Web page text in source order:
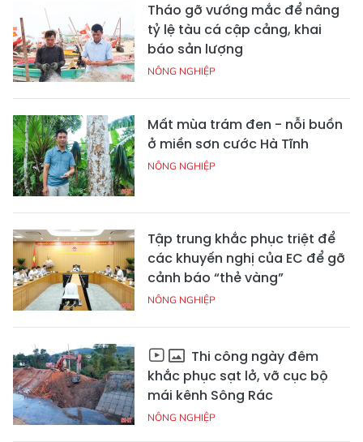
Tháo gỡ vướng mắc để nâng
tỷ lệ tàu cá cập cảng, khai
báo sản lượng
NÔNG NGHIỆP
Mất mùa trám đen - nỗi buồn
ở miền sơn cước Hà Tĩnh
NÔNG NGHIỆP
Tập trung khắc phục triệt để
các khuyến nghị của EC để gỡ
cảnh báo “thẻ vàng”
NÔNG NGHIỆP
Thi công ngày đêm
khắc phục sạt lở, vỡ cục bộ
mái kênh Sông Rác
NÔNG NGHIỆP